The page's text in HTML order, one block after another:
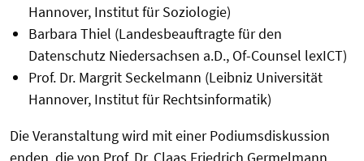
Hannover, Institut für Soziologie)
Barbara Thiel (Landesbeauftragte für den
Datenschutz Niedersachsen a.D., Of-Counsel lexICT)
Prof. Dr. Margrit Seckelmann (Leibniz Universität
Hannover, Institut für Rechtsinformatik)
Die Veranstaltung wird mit einer Podiumsdiskussion
enden, die von Prof. Dr. Claas Friedrich Germelmann